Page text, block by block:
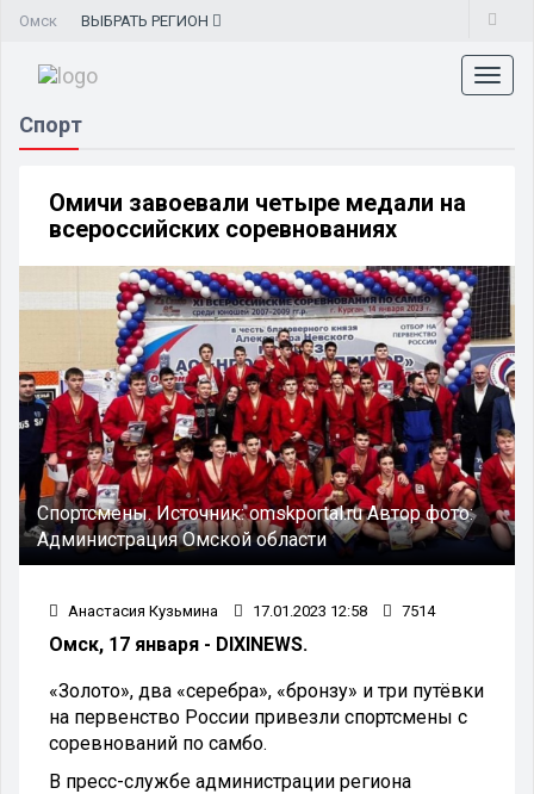
Омск ВЫБРАТЬ РЕГИОН
Спорт
Омичи завоевали четыре медали на
всероссийских соревнованиях
Спортсмены.Источник:omskportal.ruАвтор фото:
Администрация Омской области
Анастасия Кузьмина 17.01.2023 12:58 7514
Омск, 17 января - DIXINEWS.
«Золото», два «серебра», «бронзу» и три путёвки
на первенство России привезли спортсмены с
соревнований по самбо.
В пресс-службе администрации региона